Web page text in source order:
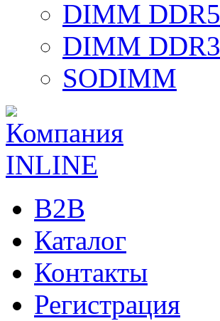
DIMM DDR5
DIMM DDR3
SODIMM
B2B
Каталог
Контакты
Регистрация